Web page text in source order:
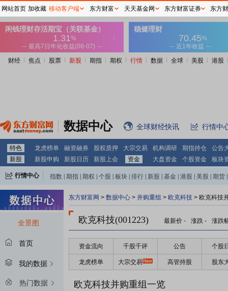
财经 焦点 股票 新股 期指 期权 行情 数据 全球 美股 港股
数据中心 全球财经快讯 行情中
特色 龙虎榜单 融资融券 股权质押 大宗交易 机构调研 期指持仓
公告
新股
新股申购 新股日历 新股上会 资金 大盘资金 个股资金 板块
行情中心 指数 期指 期权 个股 板块 排行 新股 基金 港股 美股 期货
全景图
首页
我的数据
热门数据
东方财富网 > 数据中心 > 并购重组 > 欧克科技 > 欧克科技
欧克科技(001223) 最新价 - 涨跌 - 涨跌
资金流向 千股千评 公告 个股
龙虎榜单 大宗交易 高管持股 股东
欧克科技并购重组一览
网站首页 加收藏 移动客户端 东方财富 天天基金网 东方财富证券 东方